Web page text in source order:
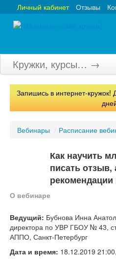
Отзывы
Личный кабинет
Кружки, курсы… →
Главная
Конкурсы
Вебинары
Тесты
Книги
Запишись в интернет-кружок!
Вебинары / Расписание
Как научить
писать
рекомендации
О вебинаре
Ведущий: Бубнова Инна
директора по УВР ГБОУ № 43,
АППО, Санкт-Петербург
Дата и время: 18.12.2019